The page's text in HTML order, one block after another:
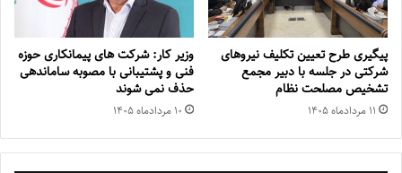
پیگیری طرح تعیین تکلیف نیروهای
شرکتی در جلسه با دبیر مجمع
تشخیص مصلحت نظام
۱۱ مرداد‌ماه ۱۴۰۵
وزیر کار: شرکت های پیمانکاری حوزه
فنی و پشتیبانی با مصوبه ساماندهی
حذف نمی شوند
۱۰ مرداد‌ماه ۱۴۰۵